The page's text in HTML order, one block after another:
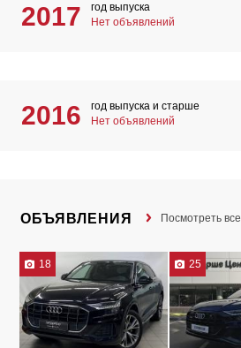
2017
год выпуска
Нет объявлений
2016
год выпуска и старше
Нет объявлений
ОБЪЯВЛЕНИЯ Посмотреть все
18 25